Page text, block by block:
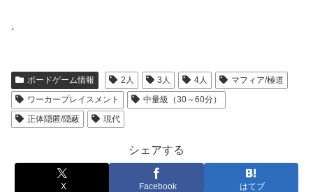
.
ボードゲーム情報 2人 3人 4人
マフィア/極道
ワーカープレイスメント
中量級（30～60分）
正体隠匿/隠蔽
現代
シェアする
X Facebook はてブ